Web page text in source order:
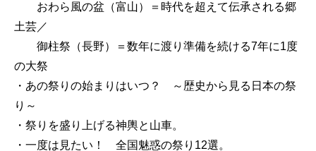
おわら風の盆（富山）＝時代を超えて伝承される郷
土芸／
御柱祭（長野）＝数年に渡り準備を続ける7年に1度
の大祭
・あの祭りの始まりはいつ？ ～歴史から見る日本の祭
り～
・祭りを盛り上げる神輿と山車。
・一度は見たい！ 全国魅惑の祭り12選。